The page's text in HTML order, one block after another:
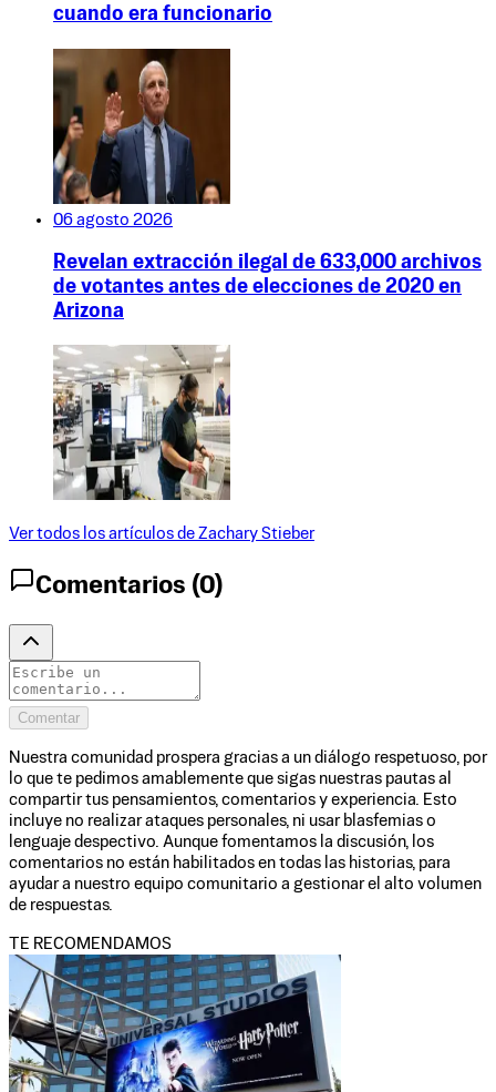
cuando era funcionario
06 agosto 2026
Revelan extracción ilegal de 633,000 archivos
de votantes antes de elecciones de 2020 en
Arizona
Ver todos los artículos de Zachary Stieber
Comentarios (0)
Comentar
Nuestra comunidad prospera gracias a un diálogo respetuoso, por
lo que te pedimos amablemente que sigas nuestras pautas al
compartir tus pensamientos, comentarios y experiencia. Esto
incluye no realizar ataques personales, ni usar blasfemias o
lenguaje despectivo. Aunque fomentamos la discusión, los
comentarios no están habilitados en todas las historias, para
ayudar a nuestro equipo comunitario a gestionar el alto volumen
de respuestas.
TE RECOMENDAMOS